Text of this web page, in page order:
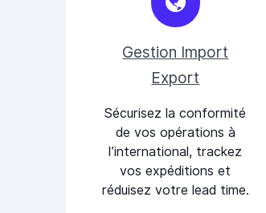
Gestion Import
Export
Sécurisez la conformité
de vos opérations à
l’international, trackez
vos expéditions et
réduisez votre lead time.